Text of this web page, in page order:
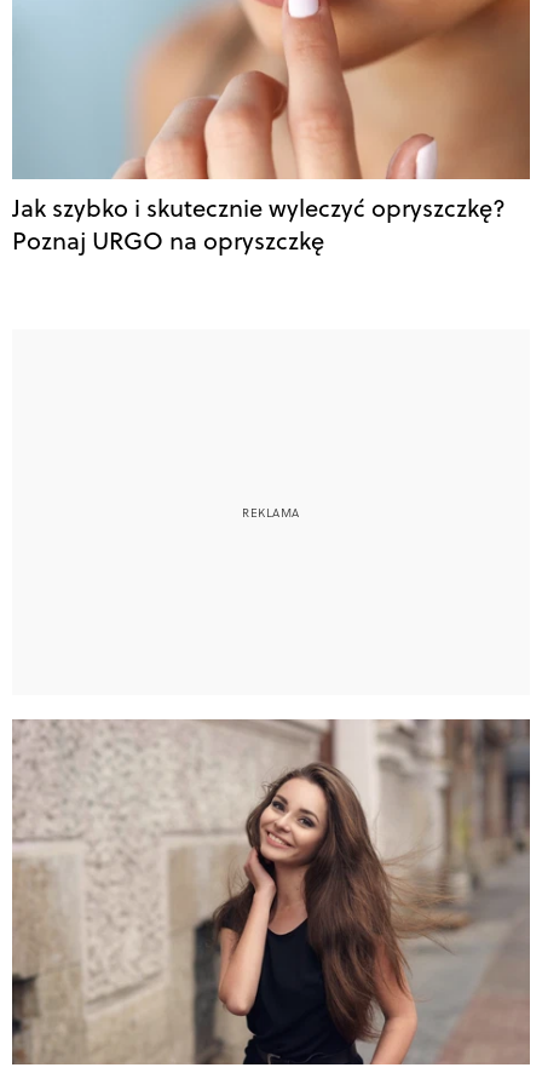
Jak szybko i skutecznie wyleczyć opryszczkę?
Poznaj URGO na opryszczkę